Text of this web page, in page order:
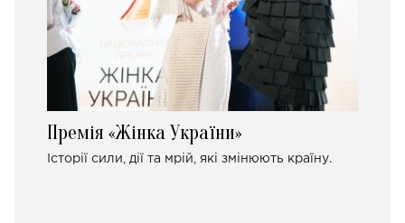
Премія «Жінка України»
Історії сили, дії та мрій, які змінюють країну.